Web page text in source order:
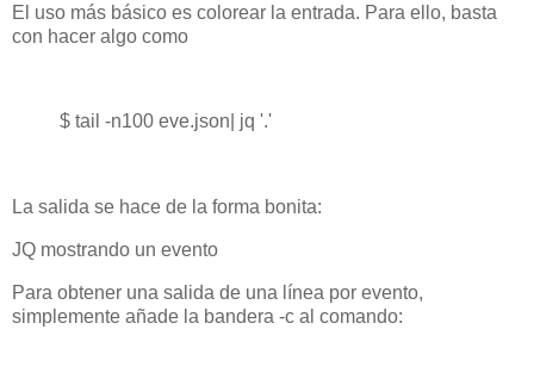
El uso más básico es colorear la entrada. Para ello, basta
con hacer algo como
$ tail -n100 eve.json| jq '.'
La salida se hace de la forma bonita:
JQ mostrando un evento
Para obtener una salida de una línea por evento,
simplemente añade la bandera -c al comando: